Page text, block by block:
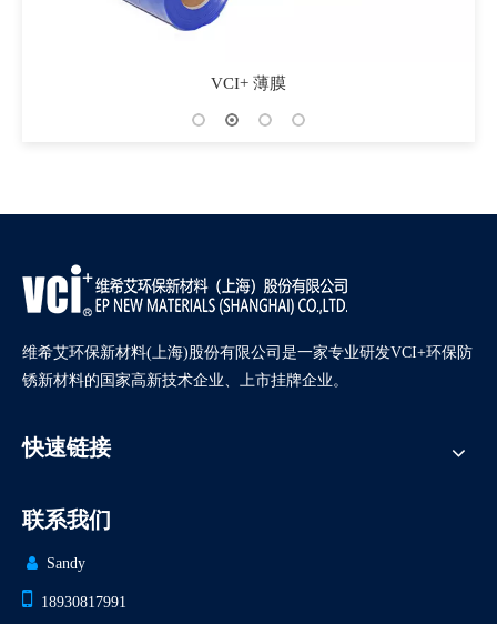
VCI+ 薄膜
维希艾环保新材料(上海)股份有限公司是一家专业研发VCI+环保防
锈新材料的国家高新技术企业、上市挂牌企业。
快速链接
联系我们
 Sandy
 18930817991